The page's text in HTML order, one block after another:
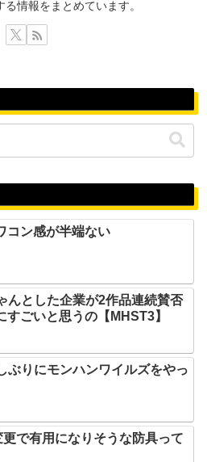
情報をまとめています。
コン感が半端ない
んとした企業が2作品連続賛否
すごいと思うの【MHST3】
ぶりにモンハンワイルズをやっ
更で有用になりそうな防具って